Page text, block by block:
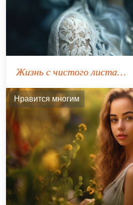
Жизнь с чистого листа…
Нравится многим